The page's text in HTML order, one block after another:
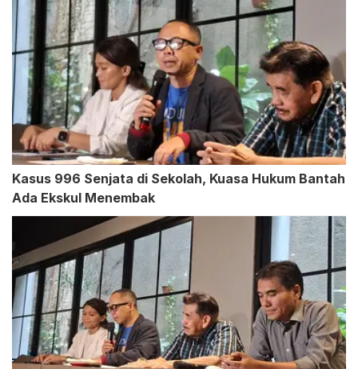
Kasus 996 Senjata di Sekolah, Kuasa Hukum Bantah
Ada Ekskul Menembak